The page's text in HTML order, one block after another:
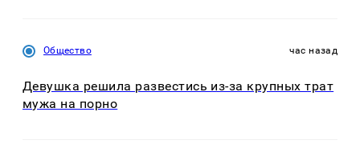
Общество час назад
Девушка решила развестись из-за крупных трат
мужа на порно